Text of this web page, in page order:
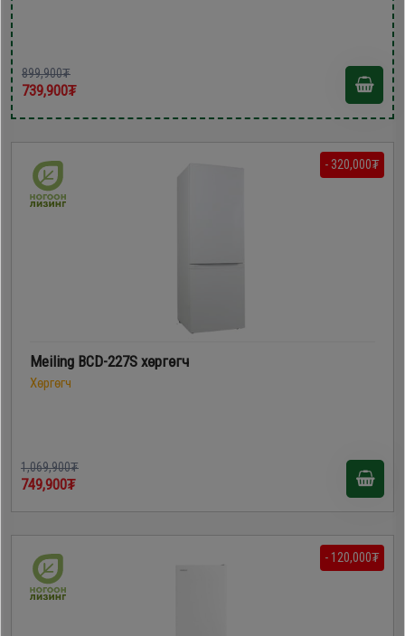
899,900₮
739,900₮
- 320,000₮
Meiling BCD-227S хөргөгч
Хөргөгч
1,069,900₮
749,900₮
- 120,000₮